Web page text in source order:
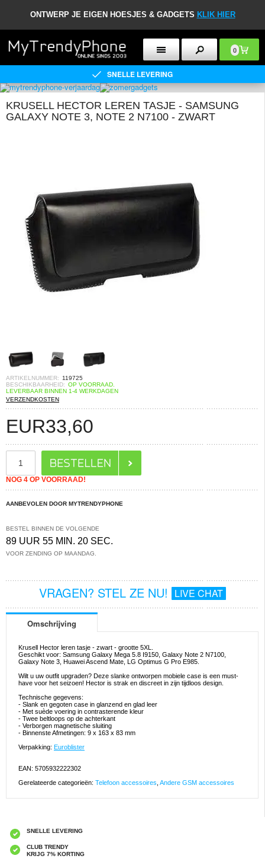
ONTWERP JE EIGEN HOESJES & GADGETS KLIK HIER
0
SNELLE LEVERING
KRUSELL HECTOR LEREN TASJE - SAMSUNG
GALAXY NOTE 3, NOTE 2 N7100 - ZWART
ARTIKELNUMMER:
119725
BESCHIKBAARHEID: OP VOORRAAD.
LEVERBAAR BINNEN 1-4 WERKDAGEN
VERZENDKOSTEN
EUR33,60
NOG 4 OP VOORRAAD!
AANBEVOLEN DOOR MYTRENDYPHONE
BESTEL BINNEN DE VOLGENDE
89 UUR 55 MIN. 19 SEC.
VOOR ZENDING OP MAANDAG.
VRAGEN? STEL ZE NU! LIVE CHAT
Omschrijving
Krusell Hector leren tasje - zwart - grootte 5XL.
Geschikt voor: Samsung Galaxy Mega 5.8 I9150, Galaxy Note 2 N7100,
Galaxy Note 3, Huawei Ascend Mate, LG Optimus G Pro E985.
Wilt u uw outfit upgraden? Deze slanke ontworpen mobiele case is een must-
have voor het seizoen! Hector is strak en discreet in zijn tijdloos design.
Technische gegevens:
- Slank en gegoten case in glanzend en glad leer
- Met suède voering in contrasterende kleur
- Twee beltloops op de achterkant
- Verborgen magnetische sluiting
- Binnenste Afmetingen: 9 x 163 x 83 mm
Verpakking: Euroblister
EAN: 5705932222302
Gerelateerde categorieën: Telefoon accessoires Andere GSM accessoires
SNELLE LEVERING
CLUB TRENDY
KRIJG 7% KORTING